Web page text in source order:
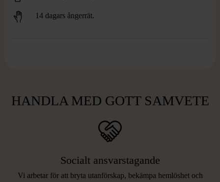
14 dagars ångerrät.
HANDLA MED GOTT SAMVETE
Socialt ansvarstagande
Vi arbetar för att bryta utanförskap, bekämpa hemlöshet och